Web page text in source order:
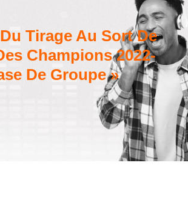
Tirage Au Sort De
Champions 2022-
De Groupe »